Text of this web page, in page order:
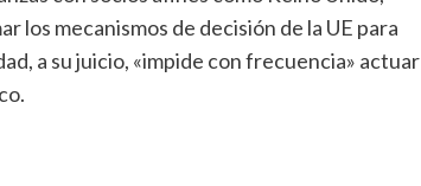
los mecanismos de decisión de la UE para
a su juicio, «impide con frecuencia» actuar